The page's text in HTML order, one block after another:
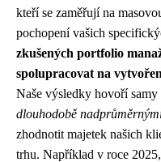
kteří se zaměřují na
pochopení vašich
zkušených portfolio
spolupracovat na
Naše výsledky hovoří samy
dlouhodobě
zhodnotit majetek našich
trhu. Například v roce